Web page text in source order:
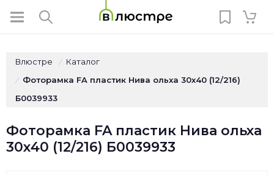
Влюстре / Каталог
/
Фоторамка FA пластик Нива ольха 30х40 (12/216)
Б0039933
Фоторамка FA пластик Нива ольха
30х40 (12/216) Б0039933